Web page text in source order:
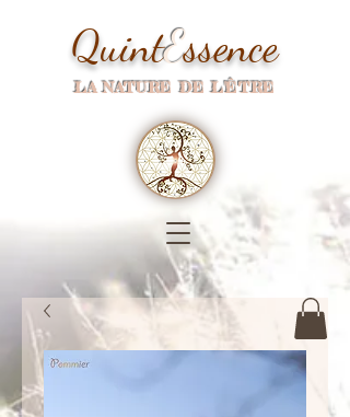
QuintEssence
LA NATURE DE L'ÊTRE